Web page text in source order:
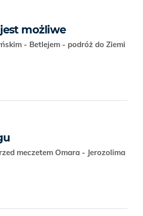
możliwe
- Betlejem - podróż do Ziemi
meczetem Omara - Jerozolima